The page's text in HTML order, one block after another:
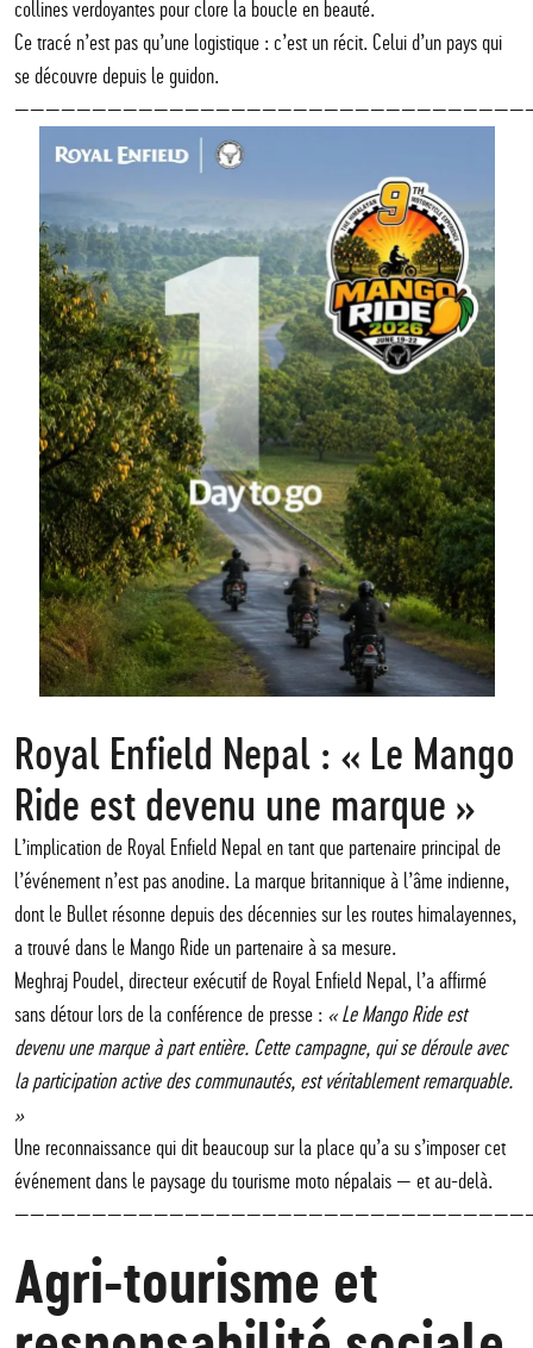
collines verdoyantes pour clore la boucle en beauté.
Ce tracé n’est pas qu’une logistique : c’est un récit. Celui d’un pays qui
se découvre depuis le guidon.
Royal Enfield Nepal : « Le Mango
Ride est devenu une marque »
L’implication de Royal Enfield Nepal en tant que partenaire principal de
l’événement n’est pas anodine. La marque britannique à l’âme indienne,
dont le Bullet résonne depuis des décennies sur les routes himalayennes,
a trouvé dans le Mango Ride un partenaire à sa mesure.
Meghraj Poudel, directeur exécutif de Royal Enfield Nepal, l’a affirmé
sans détour lors de la conférence de presse : « Le Mango Ride est
devenu une marque à part entière. Cette campagne, qui se déroule avec
la participation active des communautés, est véritablement remarquable.
»
Une reconnaissance qui dit beaucoup sur la place qu’a su s’imposer cet
événement dans le paysage du tourisme moto népalais — et au-delà.
Agri-tourisme et